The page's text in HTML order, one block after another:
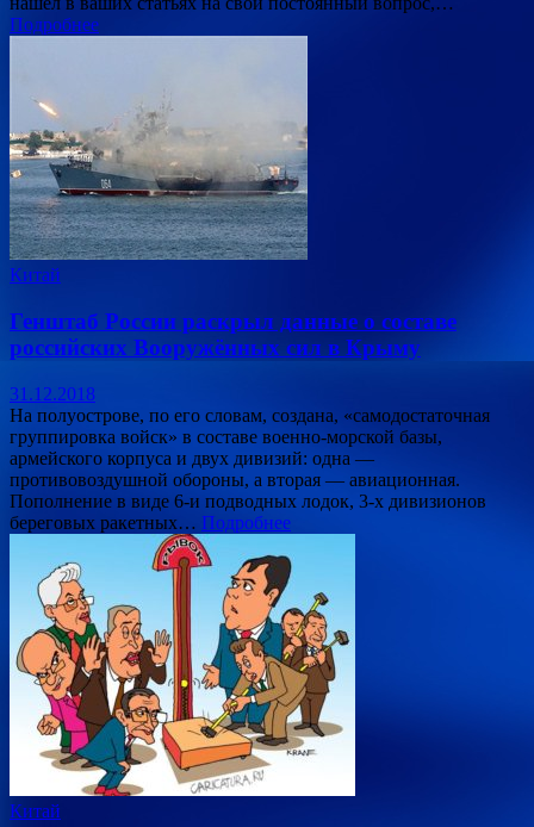
Подробнее
Китай
Генштаб России раскрыл данные о составе
российских Вооружённых сил в Крыму
31.12.2018
На полуострове, по его словам, создана, «самодостаточная
группировка войск» в составе военно-морской базы,
армейского корпуса и двух дивизий: одна —
противовоздушной обороны, а вторая — авиационная.
Пополнение в виде 6‑и подводных лодок, 3‑х дивизионов
береговых ракетных… Подробнее
Китай